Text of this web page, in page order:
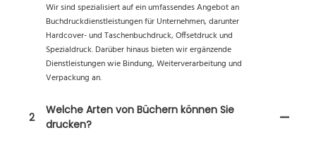
Wir sind spezialisiert auf ein umfassendes Angebot an
Buchdruckdienstleistungen für Unternehmen, darunter
Hardcover- und Taschenbuchdruck, Offsetdruck und
Spezialdruck. Darüber hinaus bieten wir ergänzende
Dienstleistungen wie Bindung, Weiterverarbeitung und
Verpackung an.
2
Welche Arten von Büchern können Sie
drucken?